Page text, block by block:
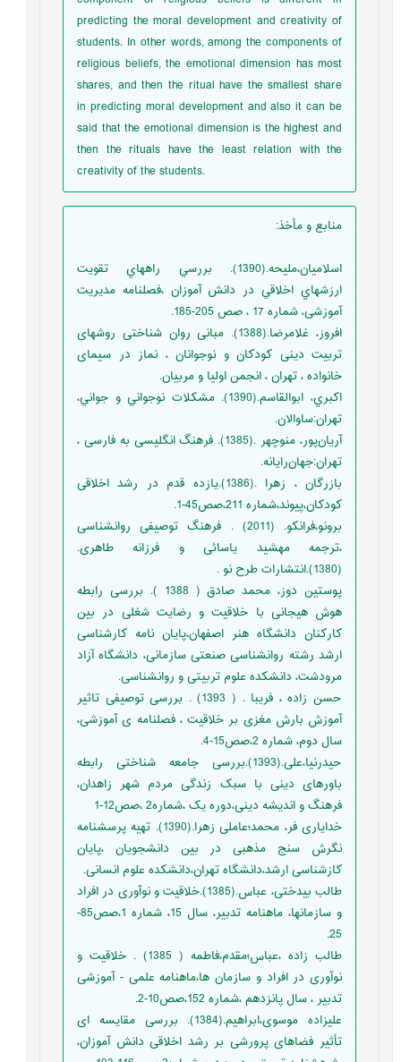
predicting the moral development and creativity of
students. In other words, among the components of
religious beliefs, the emotional dimension has most
shares, and then the ritual have the smallest share
in predicting moral development and also it can be
said that the emotional dimension is the highest and
then the rituals have the least relation with the
creativity of the students.
منابع و مأخذ:
اسلامیان،ملیحه.(1390). بررسي راههاي تقويت
ارزشهاي اخلاقي در دانش آموزان ،فصلنامه مديريت
آموزشی، شماره 17 ، صص 205-185.
افروز، غلامرضا.(1388). مبانی روان شناختی روشهای
تربیت دینی کودکان و نوجوانان ، نماز در سیمای
خانواده ، تهران ، انجمن اولیا و مربیان.
اكبري، ابوالقاسم.(1390). مشكلات نوجواني و جواني،
تهران:ساوالان.
آریان‌پور، منوچهر .(1385). فرهنگ انگلیسی به فارسی ،
تهران:جهان‌رایانه.
بازرگان ، زهرا .(1386).یازده قدم در رشد اخلاقی
کودکان،پیوند،شماره 211،صص45-1.
برونو،فرانکو. (2011) . فرهنگ توصیفی روانشناسی
،ترجمه مهشید یاسائی و فرزانه طاهری.
پوستین دوز، محمد صادق ( 1388 ). بررسی رابطه
هوش هیجانی با خلاقیت و رضایت شغلی در بین
کارکنان دانشگاه هنر اصفهان،پایان نامه کارشناسی
ارشد رشته روانشناسی صنعتی سازمانی، دانشگاه آزاد
مرودشت، دانشکده علوم تربیتی و روانشناسی.
حسن زاده ، فریبا . ( 1393) . بررسی توصیفی تاثیر
آموزش بارش مغزی بر خلاقیت ، فصلنامه ی آموزشی،
سال دوم، شماره 2،صص15-4.
حیدرنیا،علی.(1393).بررسی جامعه شناختی رابطه
باورهای دینی با سبک زندگی مردم شهر زاهدان،
فرهنگ و اندیشه دینی،دوره یک ،شماره2 ،صص12-1
خدایاری فر، محمد؛عاملی زهرا.(1390). تهیه پرسشنامه
نگرش سنج مذهبی در بین دانشجویان ،پایان
کازشناسی ارشد،دانشگاه تهران،دانشکده علوم انسانی.
طالب بیدختی، عباس.(1385).خلاقیت و نوآوری در افراد
و سازمانها، ماهنامه تدبیر، سال 15، شماره 1،صص85-
25.
طالب زاده ،عباس؛مقدم،فاطمه ( 1385) . خلاقیت و
نوآوری در افراد و سازمان ها،ماهنامه علمی - آموزشی
تدبیر ، سال پانزدهم ،شماره 152،صص10-2.
علیزاده موسوی،ابراهیم.(1384). بررسی مقایسه ای
تأثیر فضاهای پرورشی بر رشد اخلاقی دانش آموزان،